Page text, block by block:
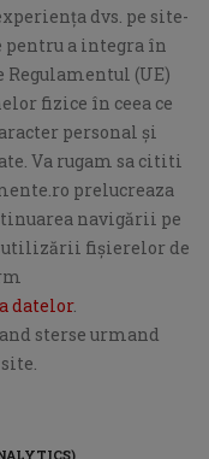
dvs. pe site-
a integra în
(UE)
fizice în ceea ce
personal și
Va rugam sa cititi
prelucreaza
navigării pe
utilizării fişierelor de
datelor.
sterse urmand